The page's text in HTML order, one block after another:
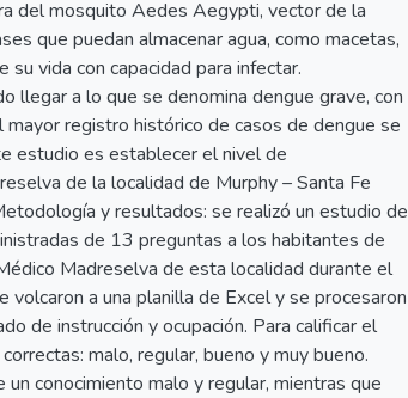
del mosquito Aedes Aegypti, vector de la
que puedan almacenar agua, como macetas,
vida con capacidad para infectar.
llegar a lo que se denomina dengue grave, con
registro histórico de casos de dengue se
estudio es establecer el nivel de
de la localidad de Murphy – Santa Fe
y resultados: se realizó un estudio de
de 13 preguntas a los habitantes de
Madreselva de esta localidad durante el
a una planilla de Excel y se procesaron
de instrucción y ocupación. Para calificar el
malo, regular, bueno y muy bueno.
conocimiento malo y regular, mientras que